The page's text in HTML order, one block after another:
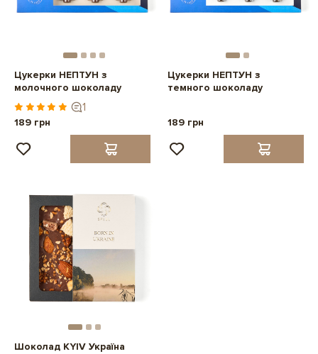
Цукерки НЕПТУН з
молочного шоколаду
1
189 грн
Цукерки НЕПТУН з
темного шоколаду
189 грн
Шоколад KYIV Україна